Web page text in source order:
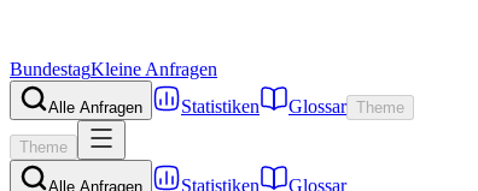
BundestagKleine Anfragen
Alle Anfragen Statistiken Glossar Theme
Theme
Alle Anfragen Statistiken
Glossar